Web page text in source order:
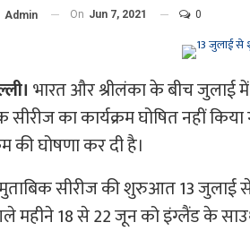
Admin On Jun 7, 2021 0
भारत और श्रीलंका के बीच जुलाई
का कार्यक्रम घोषित नहीं
की घोषणा कर दी है।
सीरीज की शुरुआत 13 जुलाई से
महीने 18 से 22 जून को इंग्लैंड के